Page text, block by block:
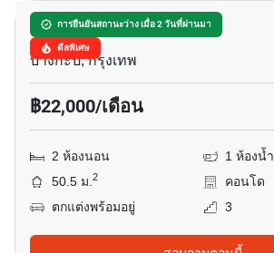
การยืนยันสถานะว่าง เมื่อ 2 วันที่ผ่านมา
ดีลพิเศษ
ศุภาลัย ไพร์ม พระราม 9
บางกะปิ, กรุงเทพ
฿22,000/เดือน
2 ห้องนอน
1 ห้องน้ำ
50.5 ม.2
คอนโด
ตกแต่งพร้อมอยู่
3